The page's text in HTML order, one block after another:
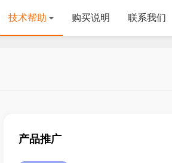
技术帮助 购买说明 联系我们
产品推广